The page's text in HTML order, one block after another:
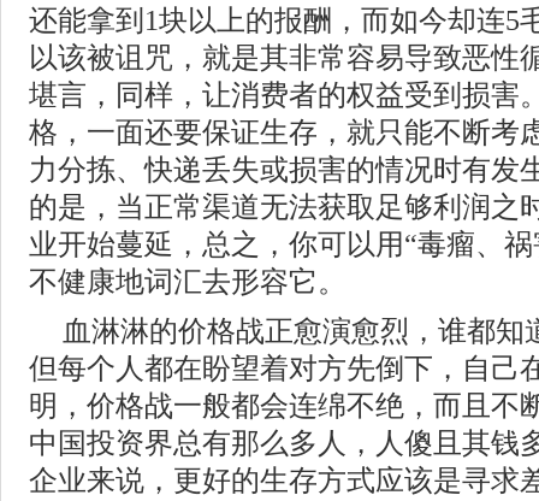
还能拿到1块以上的报酬，而如今却连5
以该被诅咒，就是其非常容易导致恶性
堪言，同样，让消费者的权益受到损害
格，一面还要保证生存，就只能不断考
力分拣、快递丢失或损害的情况时有发
的是，当正常渠道无法获取足够利润之
业开始蔓延，总之，你可以用“毒瘤、
不健康地词汇去形容它。
血淋淋的价格战正愈演愈烈，谁都知
但每个人都在盼望着对方先倒下，自己
明，价格战一般都会连绵不绝，而且不
中国投资界总有那么多人，人傻且其钱
企业来说，更好的生存方式应该是寻求